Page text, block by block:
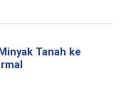
Tanah ke